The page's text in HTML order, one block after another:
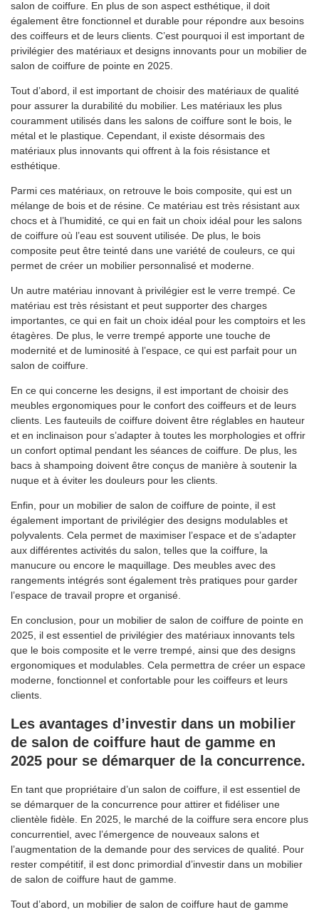
salon de coiffure. En plus de son aspect esthétique, il doit
également être fonctionnel et durable pour répondre aux besoins
des coiffeurs et de leurs clients. C’est pourquoi il est important de
privilégier des matériaux et designs innovants pour un mobilier de
salon de coiffure de pointe en 2025.
Tout d’abord, il est important de choisir des matériaux de qualité
pour assurer la durabilité du mobilier. Les matériaux les plus
couramment utilisés dans les salons de coiffure sont le bois, le
métal et le plastique. Cependant, il existe désormais des
matériaux plus innovants qui offrent à la fois résistance et
esthétique.
Parmi ces matériaux, on retrouve le bois composite, qui est un
mélange de bois et de résine. Ce matériau est très résistant aux
chocs et à l’humidité, ce qui en fait un choix idéal pour les salons
de coiffure où l’eau est souvent utilisée. De plus, le bois
composite peut être teinté dans une variété de couleurs, ce qui
permet de créer un mobilier personnalisé et moderne.
Un autre matériau innovant à privilégier est le verre trempé. Ce
matériau est très résistant et peut supporter des charges
importantes, ce qui en fait un choix idéal pour les comptoirs et les
étagères. De plus, le verre trempé apporte une touche de
modernité et de luminosité à l’espace, ce qui est parfait pour un
salon de coiffure.
En ce qui concerne les designs, il est important de choisir des
meubles ergonomiques pour le confort des coiffeurs et de leurs
clients. Les fauteuils de coiffure doivent être réglables en hauteur
et en inclinaison pour s’adapter à toutes les morphologies et offrir
un confort optimal pendant les séances de coiffure. De plus, les
bacs à shampoing doivent être conçus de manière à soutenir la
nuque et à éviter les douleurs pour les clients.
Enfin, pour un mobilier de salon de coiffure de pointe, il est
également important de privilégier des designs modulables et
polyvalents. Cela permet de maximiser l’espace et de s’adapter
aux différentes activités du salon, telles que la coiffure, la
manucure ou encore le maquillage. Des meubles avec des
rangements intégrés sont également très pratiques pour garder
l’espace de travail propre et organisé.
En conclusion, pour un mobilier de salon de coiffure de pointe en
2025, il est essentiel de privilégier des matériaux innovants tels
que le bois composite et le verre trempé, ainsi que des designs
ergonomiques et modulables. Cela permettra de créer un espace
moderne, fonctionnel et confortable pour les coiffeurs et leurs
clients.
Les avantages d’investir dans un mobilier
de salon de coiffure haut de gamme en
2025 pour se démarquer de la concurrence.
En tant que propriétaire d’un salon de coiffure, il est essentiel de
se démarquer de la concurrence pour attirer et fidéliser une
clientèle fidèle. En 2025, le marché de la coiffure sera encore plus
concurrentiel, avec l’émergence de nouveaux salons et
l’augmentation de la demande pour des services de qualité. Pour
rester compétitif, il est donc primordial d’investir dans un mobilier
de salon de coiffure haut de gamme.
Tout d’abord, un mobilier de salon de coiffure haut de gamme